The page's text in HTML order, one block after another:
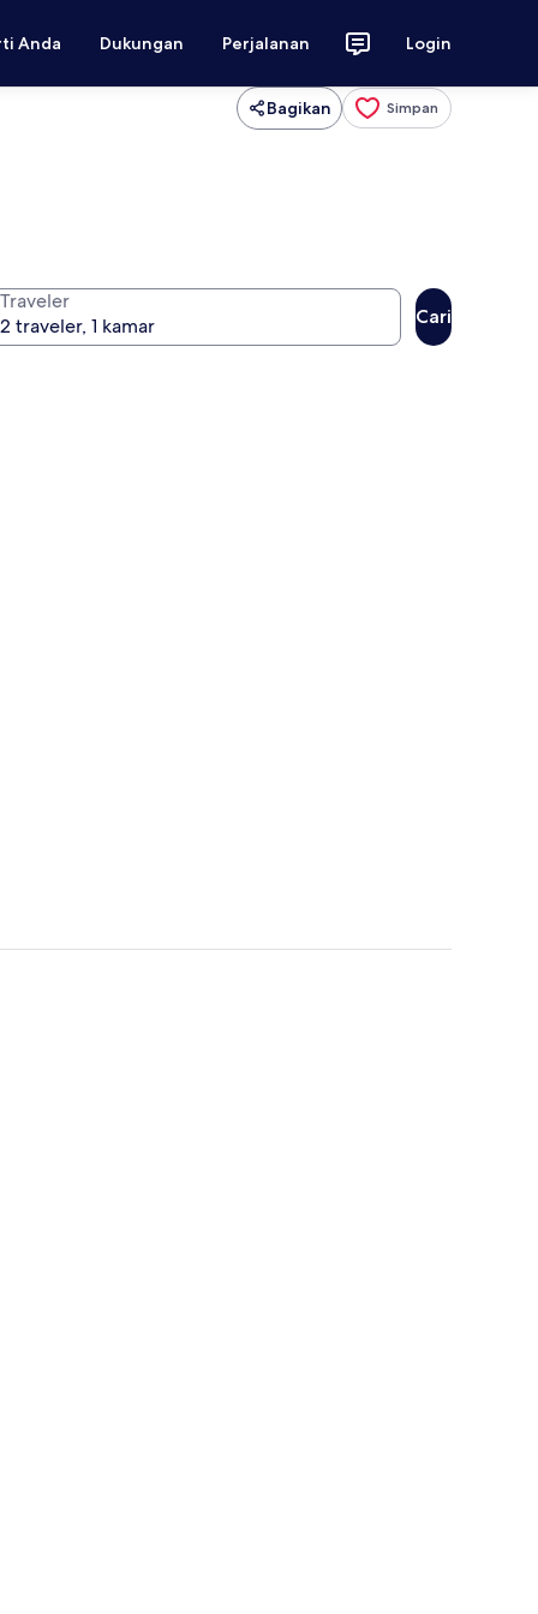
Anda Dukungan Perjalanan Login
Bagikan Simpan
Traveler
Cari